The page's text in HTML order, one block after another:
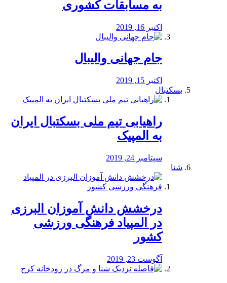
به مسابقات کشوری
اکتبر 16, 2019
جام جهانی والیبال
اکتبر 15, 2019
بسکتبال
راهیابی تیم ملی بسکتبال ایران
به المپیک
سپتامبر 24, 2019
شنا
درخشش دانش آموزان البرزی
در المپیاد فرهنگی ورزشی
کشور
آگوست 23, 2019